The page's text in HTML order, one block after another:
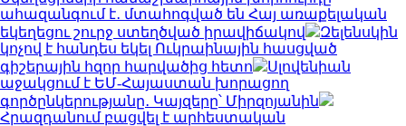
ահազանգում է․ մտահոգված են Հայ առաքելական
եկեղեցու շուրջ ստեղծված իրավիճակով
Զելենսկին
կոչով է հանդես եկել Ուկրաինային հասցված
գիշերային հզոր հարվածից հետո
Սլովենիան
աջակցում է ԵՄ-Հայաստան խորացող
գործընկերությանը․ Կայզերը՝ Միրզոյանին
Հրազդանում բացվել է արհեստական